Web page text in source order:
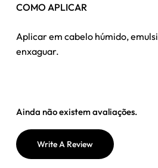
COMO APLICAR
Aplicar em cabelo húmido,
enxaguar.
Ainda não existem avaliações.
Write A Review